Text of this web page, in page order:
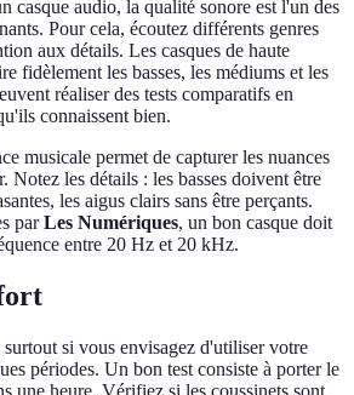
casque audio, la qualité sonore est l'un des
Pour cela, écoutez différents genres
aux détails. Les casques de haute
fidèlement les basses, les médiums et les
réaliser des tests comparatifs en
connaissent bien.
musicale permet de capturer les nuances
Notez les détails : les basses doivent être
les aigus clairs sans être perçants.
parLes Numériques, un bon casque doit
entre 20 Hz et 20 kHz.
si vous envisagez d'utiliser votre
périodes. Un bon test consiste à porter le
une heure. Vérifiez si les coussinets sont